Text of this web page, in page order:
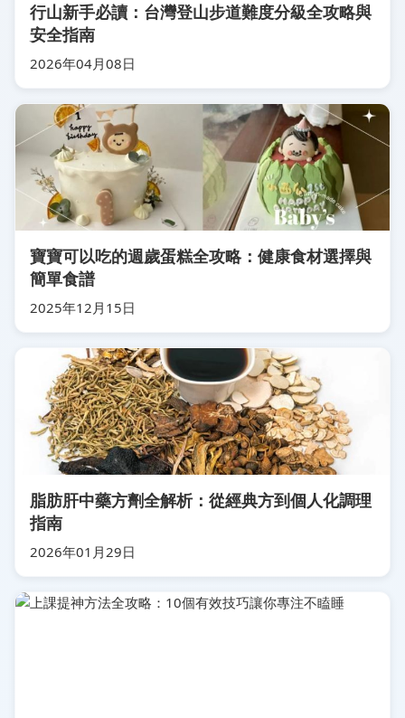
行山新手必讀：台灣登山步道難度分級全攻略與
安全指南
2026年04月08日
寶寶可以吃的週歲蛋糕全攻略：健康食材選擇與
簡單食譜
2025年12月15日
脂肪肝中藥方劑全解析：從經典方到個人化調理
指南
2026年01月29日